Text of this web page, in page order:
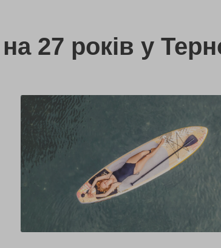
27 років у